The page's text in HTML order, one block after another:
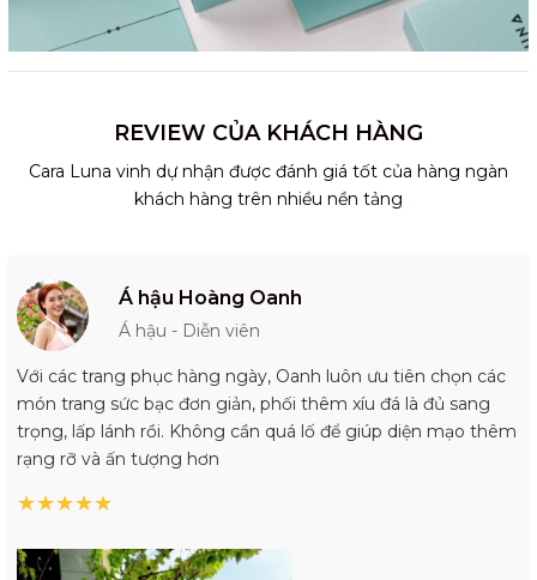
REVIEW CỦA KHÁCH HÀNG
Cara Luna vinh dự nhận được đánh giá tốt của hàng ngàn
khách hàng trên nhiều nền tảng
Á hậu Hoàng Oanh
Á hậu - Diễn viên
Với các trang phục hàng ngày, Oanh luôn ưu tiên chọn các
món trang sức bạc đơn giản, phối thêm xíu đá là đủ sang
trọng, lấp lánh rồi. Không cần quá lố để giúp diện mạo thêm
rạng rỡ và ấn tượng hơn
★★★★★